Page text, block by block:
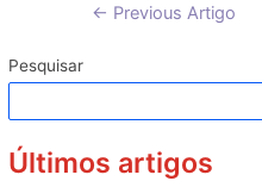
Navegação
artigos
← Previous Artigo
Pesquisar
Últimos artigos